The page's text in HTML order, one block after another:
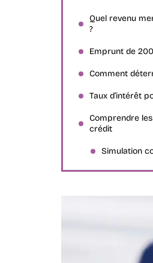
Quel revenu
?
Emprunt de
Comment
Taux d’intérêt
Comprendre
crédit
Simulation